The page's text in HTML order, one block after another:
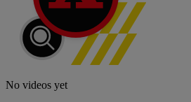
No videos yet